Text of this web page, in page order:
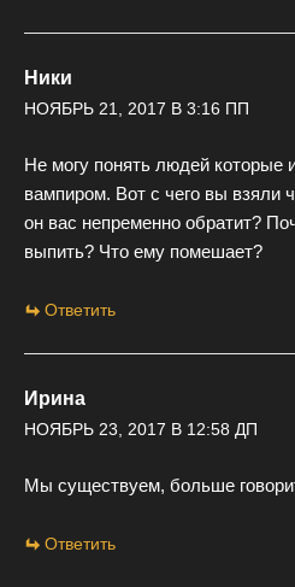
Ники
НОЯБРЬ 21, 2017 В 3:16 ПП
Не могу понять людей которые
вампиром. Вот с чего вы взяли
он вас непременно обратит?
выпить? Что ему помешает?
Ответить
Ирина
НОЯБРЬ 23, 2017 В 12:58 ДП
Мы существуем, больше
Ответить